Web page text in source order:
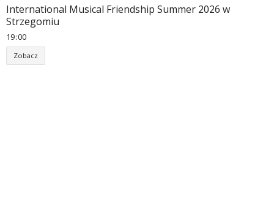
International Musical Friendship Summer 2026 w
Strzegomiu
19:00
Zobacz